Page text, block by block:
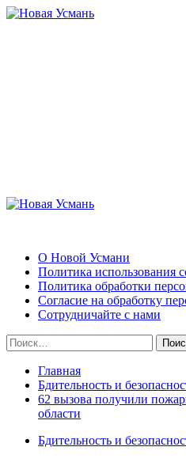
Перейти
Основное
О Новой Усмани
Политика использования
Политика обработки
Согласие на обработку
Сотрудничайте с нами
Найти:
Главная
Бдительность и
62 вызова получили
области
Бдительность и